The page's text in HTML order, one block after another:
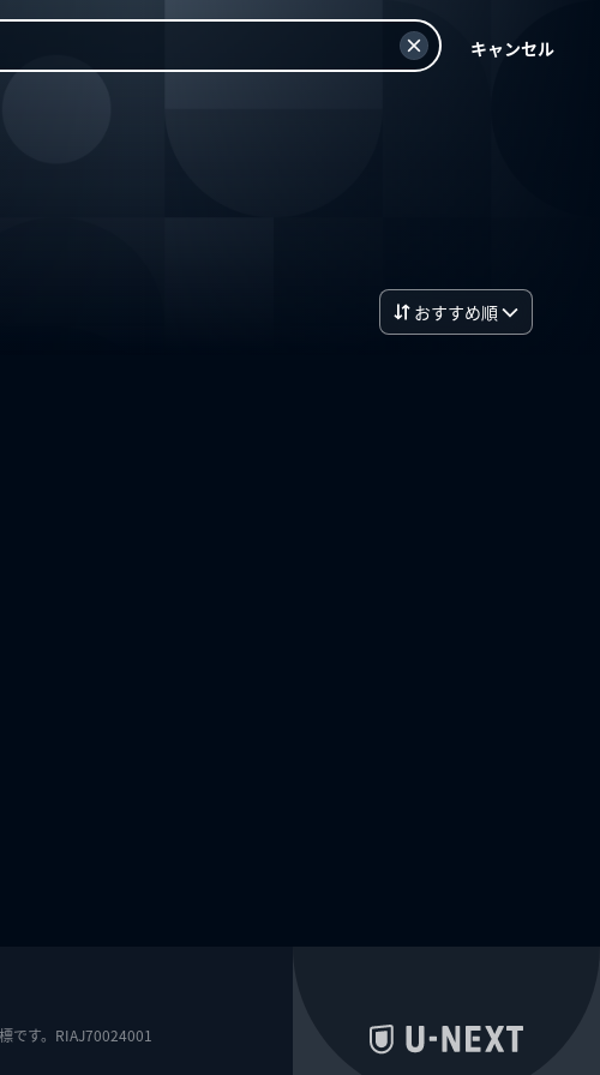
キャンセル
おすすめ順
です。RIAJ70024001